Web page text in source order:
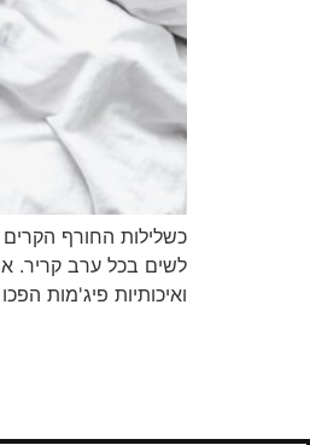
כשלילות החורף
לשים בכל ערב קריר.
ואיכותיות פיג'מות